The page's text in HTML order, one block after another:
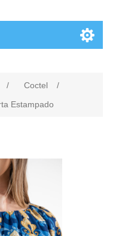
/ Coctel
/
Estampado